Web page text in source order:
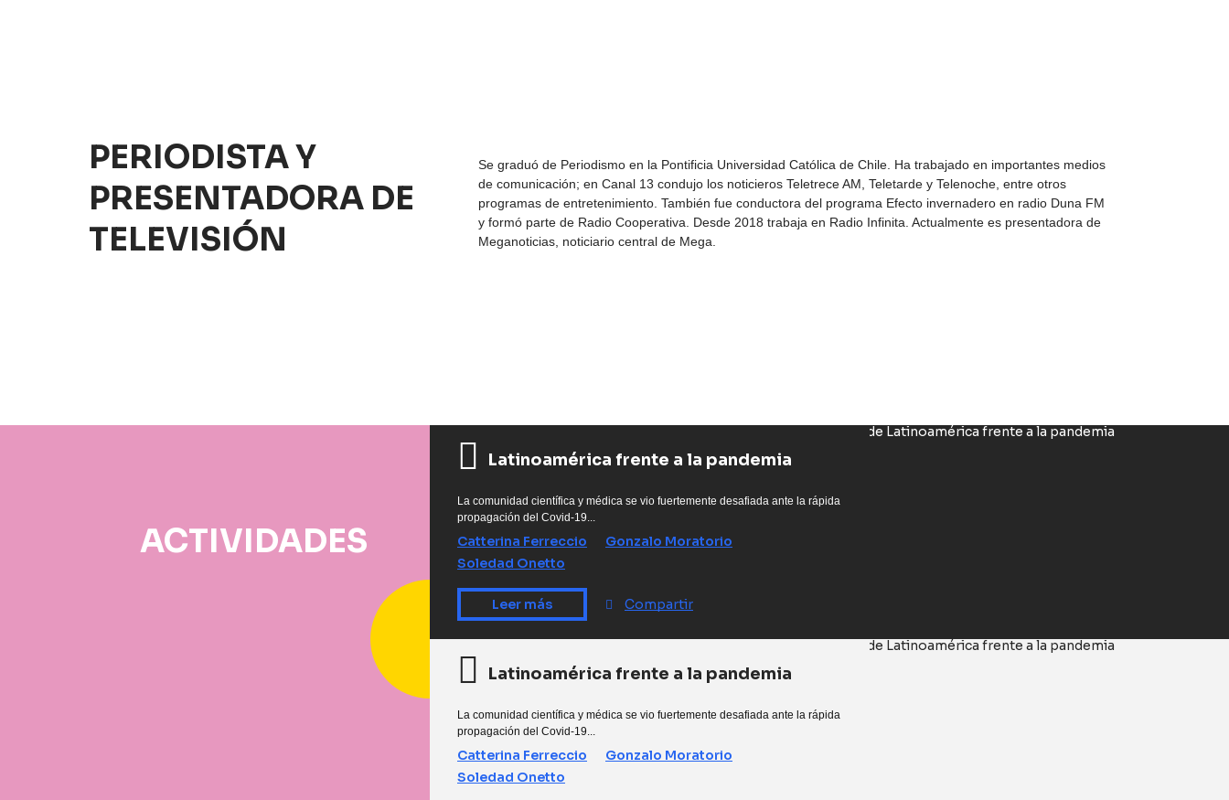
PERIODISTA Y
PRESENTADORA DE
TELEVISIÓN
Se graduó de Periodismo en la Pontificia Universidad Católica de Chile. Ha trabajado en importantes medios
de comunicación; en Canal 13 condujo los noticieros Teletrece AM, Teletarde y Telenoche, entre otros
programas de entretenimiento. También fue conductora del programa Efecto invernadero en radio Duna FM
y formó parte de Radio Cooperativa. Desde 2018 trabaja en Radio Infinita. Actualmente es presentadora de
Meganoticias, noticiario central de Mega.
ACTIVIDADES
Latinoamérica frente a la pandemia
La comunidad científica y médica se vio fuertemente desafiada ante la rápida
propagación del Covid-19...
Catterina Ferreccio
Gonzalo Moratorio
Soledad Onetto
Leer más Compartir
Latinoamérica frente a la pandemia
La comunidad científica y médica se vio fuertemente desafiada ante la rápida
propagación del Covid-19...
Catterina Ferreccio
Gonzalo Moratorio
Soledad Onetto